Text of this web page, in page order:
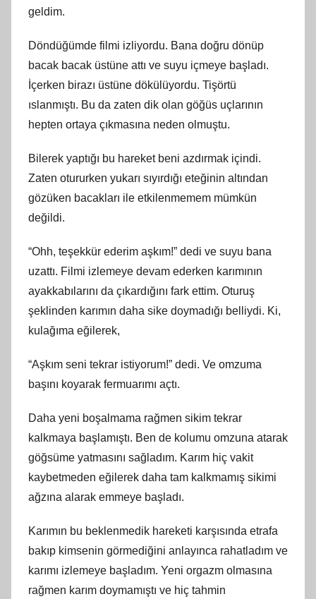
geldim.
Döndüğümde filmi izliyordu. Bana doğru dönüp
bacak bacak üstüne attı ve suyu içmeye başladı.
İçerken birazı üstüne dökülüyordu. Tişörtü
ıslanmıştı. Bu da zaten dik olan göğüs uçlarının
hepten ortaya çıkmasına neden olmuştu.
Bilerek yaptığı bu hareket beni azdırmak içindi.
Zaten otururken yukarı sıyırdığı eteğinin altından
gözüken bacakları ile etkilenmemem mümkün
değildi.
“Ohh, teşekkür ederim aşkım!” dedi ve suyu bana
uzattı. Filmi izlemeye devam ederken karımının
ayakkabılarını da çıkardığını fark ettim. Oturuş
şeklinden karımın daha sike doymadığı belliydi. Ki,
kulağıma eğilerek,
“Aşkım seni tekrar istiyorum!” dedi. Ve omzuma
başını koyarak fermuarımı açtı.
Daha yeni boşalmama rağmen sikim tekrar
kalkmaya başlamıştı. Ben de kolumu omzuna atarak
göğsüme yatmasını sağladım. Karım hiç vakit
kaybetmeden eğilerek daha tam kalkmamış sikimi
ağzına alarak emmeye başladı.
Karımın bu beklenmedik hareketi karşısında etrafa
bakıp kimsenin görmediğini anlayınca rahatladım ve
karımı izlemeye başladım. Yeni orgazm olmasına
rağmen karım doymamıştı ve hiç tahmin